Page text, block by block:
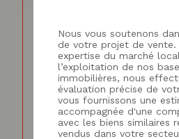
Nous vous soutenons
de votre projet de vente.
expertise du marché
l’exploitation de nos
immobilières, nous
évaluation précise de
vous fournissons une
accompagnée d'une
avec les biens similaires
vendus dans votre